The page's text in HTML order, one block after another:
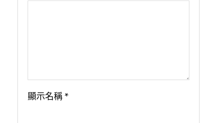
顯示名稱 *